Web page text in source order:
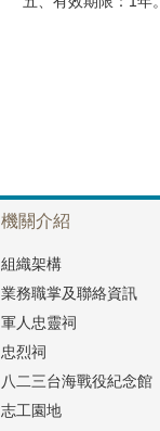
機關介紹
組織架構
業務職掌及聯絡資訊
軍人忠靈祠
忠烈祠
八二三台海戰役紀念館
志工園地